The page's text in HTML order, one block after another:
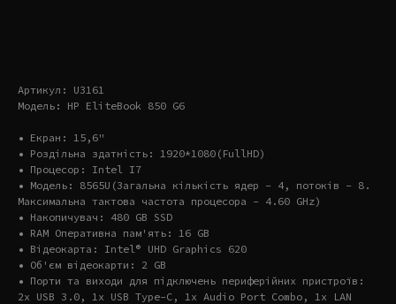
Артикул: U3161
Модель: HP EliteBook 850 G6
• Екран: 15,6"
• Роздільна здатність: 1920*1080(FullHD)
• Процесор: Intel I7
• Модель: 8565U(Загальна кількість ядер – 4, потоків – 8.
Максимальна тактова частота процесора – 4.60 GHz)
• Накопичувач: 480 GB SSD
• RAM Оперативна пам'ять: 16 GB
• Відеокарта: Intel® UHD Graphics 620
• Об'єм відеокарти: 2 GB
• Порти та виходи для підключень периферійних пристроїв:
2x USB 3.0, 1x USB Type-C, 1x Audio Port Combo, 1x LAN